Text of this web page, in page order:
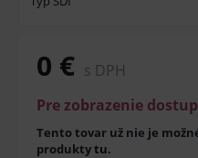
0 € s DPH
Pre zobrazenie
Tento tovar už nie je
produktytu.